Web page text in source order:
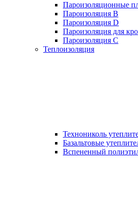
Пароизоляционные
Пароизоляция B
Пароизоляция D
Пароизоляция для
Пароизоляция С
Теплоизоляция
Технониколь
Базальтовые
Вспененный